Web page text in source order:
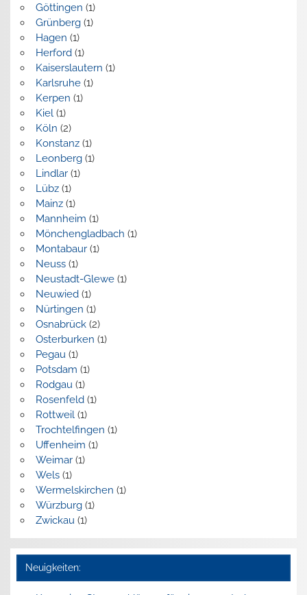
Göttingen (1)
Grünberg(1)
Hagen (1)
Herford(1)
Kaiserslautern (1)
Karlsruhe(1)
Kerpen (1)
Kiel(1)
Köln (2)
Konstanz(1)
Leonberg(1)
Lindlar(1)
Lübz(1)
Mainz(1)
Mannheim (1)
Mönchengladbach (1)
Montabaur(1)
Neuss(1)
Neustadt-Glewe(1)
Neuwied(1)
Nürtingen (1)
Osnabrück(2)
Osterburken (1)
Pegau (1)
Potsdam (1)
Rodgau (1)
Rosenfeld(1)
Rottweil(1)
Trochtelfingen (1)
Uffenheim (1)
Weimar(1)
Wels(1)
Wermelskirchen (1)
Würzburg(1)
Zwickau (1)
Neuigkeiten: